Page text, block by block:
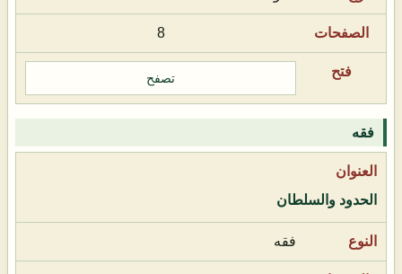
8
تصفح
فقه
الحدود والسلطان
فقه